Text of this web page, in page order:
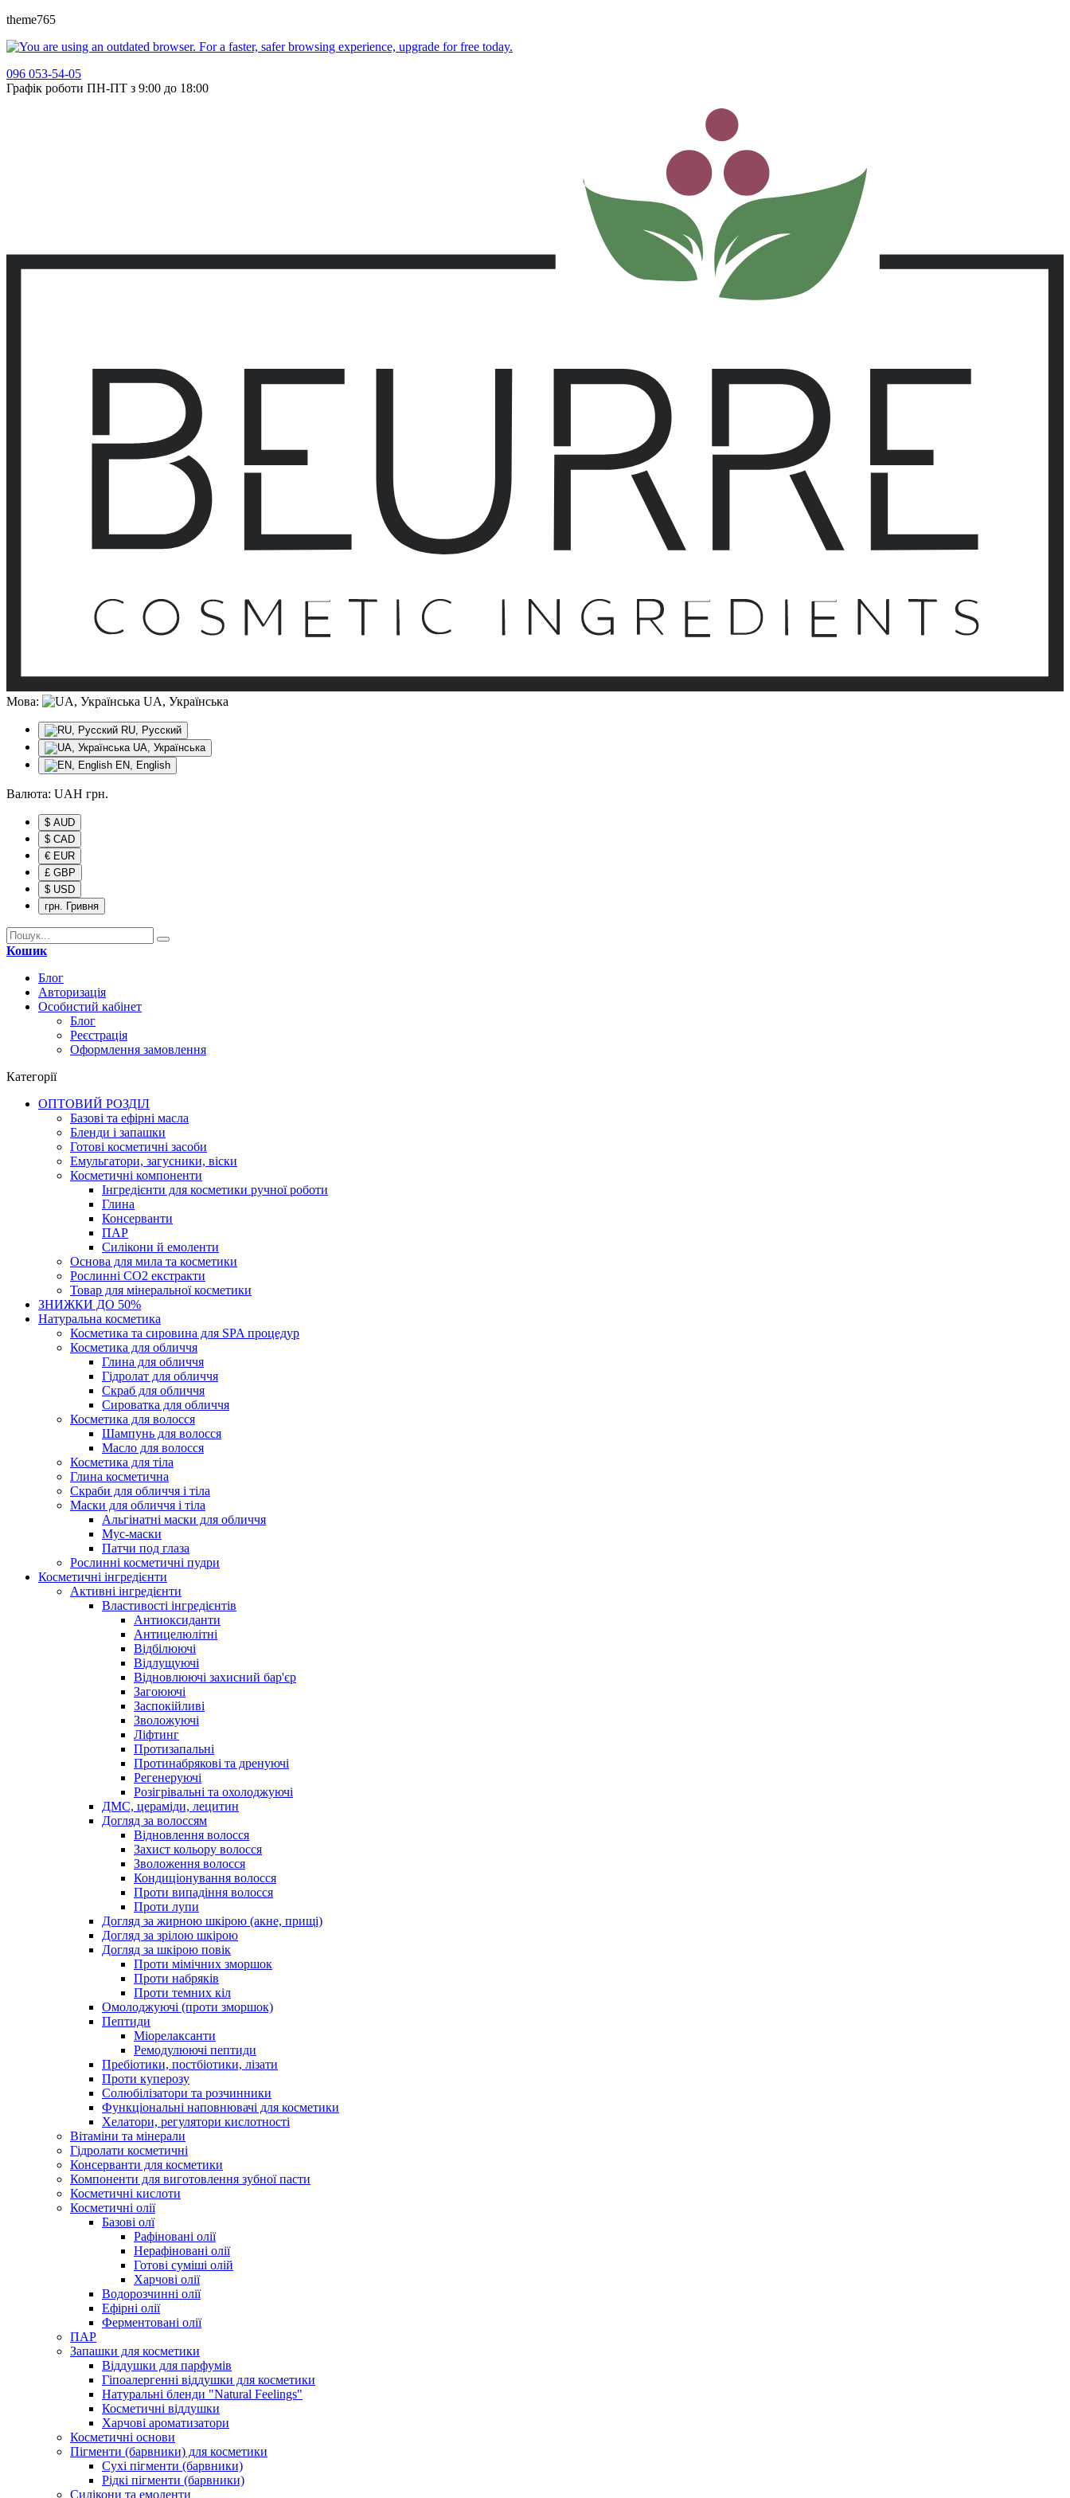
theme765
096 053-54-05
Графік роботи ПН-ПТ з 9:00 до 18:00
Мова: UA, Українська
RU, Русский
UA, Українська
EN, English
Валюта: UAH грн.
$ AUD
$ CAD
€ EUR
£ GBP
$ USD
грн. Гривня
Кошик
Блог
Авторизація
Особистий кабінет
Блог
Реєстрація
Оформлення замовлення
Категорії
ОПТОВИЙ РОЗДІЛ
Базові та ефірні масла
Бленди і запашки
Готові косметичні засоби
Емульгатори, загусники, віски
Косметичні компоненти
Інгредієнти для косметики ручної роботи
Глина
Консерванти
ПАР
Силікони й емоленти
Основа для мила та косметики
Рослинні СО2 екстракти
Товар для мінеральної косметики
ЗНИЖКИ ДО 50%
Натуральна косметика
Косметика та сировина для SPA процедур
Косметика для обличчя
Глина для обличчя
Гідролат для обличчя
Скраб для обличчя
Сироватка для обличчя
Косметика для волосся
Шампунь для волосся
Масло для волосся
Косметика для тіла
Глина косметична
Скраби для обличчя і тіла
Маски для обличчя і тіла
Альгінатні маски для обличчя
Мус-маски
Патчи под глаза
Рослинні косметичні пудри
Косметичні інгредієнти
Активні інгредієнти
Властивості інгредієнтів
Антиоксиданти
Антицелюлітні
Відбілюючі
Відлущуючі
Відновлюючі захисний бар'єр
Загоюючі
Заспокійливі
Зволожуючі
Ліфтинг
Протизапальні
Протинабрякові та дренуючі
Регенеруючі
Розігрівальні та охолоджуючі
ДМС, цераміди, лецитин
Догляд за волоссям
Відновлення волосся
Захист кольору волосся
Зволоження волосся
Кондиціонування волосся
Проти випадіння волосся
Проти лупи
Догляд за жирною шкірою (акне, прищі)
Догляд за зрілою шкірою
Догляд за шкірою повік
Проти мімічних зморшок
Проти набряків
Проти темних кіл
Омолоджуючі (проти зморшок)
Пептиди
Міорелаксанти
Ремодулюючі пептиди
Пребіотики, постбіотики, лізати
Проти куперозу
Солюбілізатори та розчинники
Функціональні наповнювачі для косметики
Хелатори, регулятори кислотності
Вітаміни та мінерали
Гідролати косметичні
Консерванти для косметики
Компоненти для виготовлення зубної пасти
Косметичні кислоти
Косметичні олії
Базові олї
Рафіновані олії
Нерафіновані олії
Готові суміші олій
Харчові олії
Водорозчинні олії
Ефірні олії
Ферментовані олії
ПАР
Запашки для косметики
Віддушки для парфумів
Гіпоалергенні віддушки для косметики
Натуральні бленди "Natural Feelings"
Косметичні віддушки
Харчові ароматизатори
Косметичні основи
Пігменти (барвники) для косметики
Сухі пігменти (барвники)
Рідкі пігменти (барвники)
Силікони та емоленти